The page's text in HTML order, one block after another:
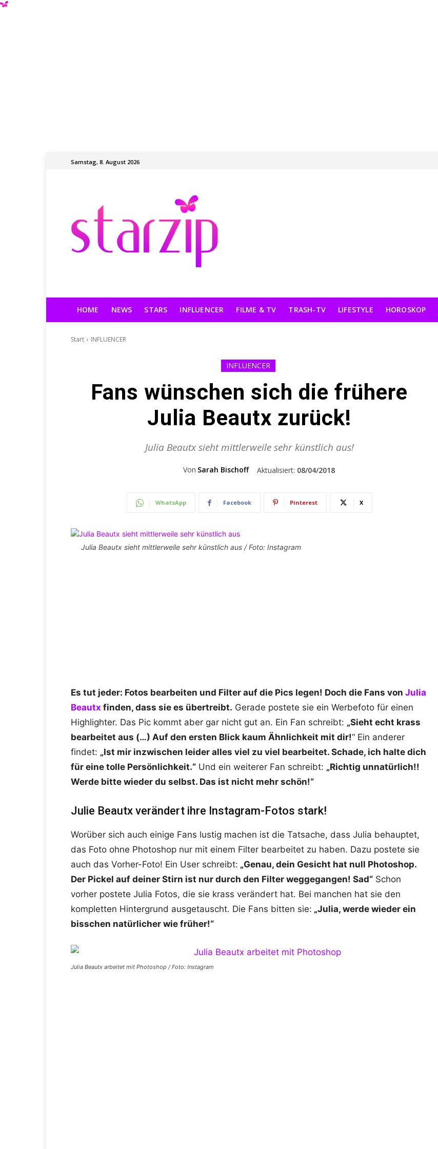
Samstag, 8. August 2026
HOME NEWS STARS INFLUENCER FILME & TV TRASH-TV LIFESTYLE HOROSKOP
Start INFLUENCER
INFLUENCER
Fans wünschen sich die frühere
Julia Beautx zurück!
Julia Beautx sieht mittlerweile sehr künstlich aus!
Von Sarah Bischoff Aktualisiert: 08/04/2018
WhatsApp Facebook Pinterest X
Julia Beautx sieht mittlerweile sehr künstlich aus / Foto: Instagram
Es tut jeder: Fotos bearbeiten und Filter auf die Pics legen! Doch die Fans von Julia
Beautx finden, dass sie es übertreibt. Gerade postete sie ein Werbefoto für einen
Highlighter. Das Pic kommt aber gar nicht gut an. Ein Fan schreibt: „Sieht echt krass
bearbeitet aus (…) Auf den ersten Blick kaum Ähnlichkeit mit dir!“ Ein anderer
findet: „Ist mir inzwischen leider alles viel zu viel bearbeitet. Schade, ich halte dich
für eine tolle Persönlichkeit.“ Und ein weiterer Fan schreibt: „Richtig unnatürlich!!
Werde bitte wieder du selbst. Das ist nicht mehr schön!“
Julie Beautx verändert ihre Instagram-Fotos stark!
Worüber sich auch einige Fans lustig machen ist die Tatsache, dass Julia behauptet,
das Foto ohne Photoshop nur mit einem Filter bearbeitet zu haben. Dazu postete sie
auch das Vorher-Foto! Ein User schreibt: „Genau, dein Gesicht hat null Photoshop.
Der Pickel auf deiner Stirn ist nur durch den Filter weggegangen! Sad“ Schon
vorher postete Julia Fotos, die sie krass verändert hat. Bei manchen hat sie den
kompletten Hintergrund ausgetauscht. Die Fans bitten sie: „Julia, werde wieder ein
bisschen natürlicher wie früher!“
Julia Beautx arbeitet mit Photoshop / Foto: Instagram